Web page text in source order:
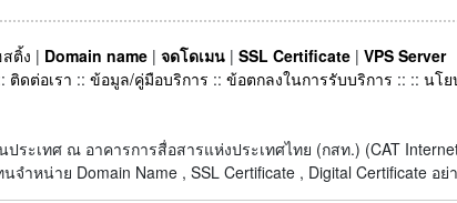
ติ้ง | Domain name | จดโดเมน | SSL Certificate | VPS Server
ติดต่อเรา :: ข้อมูล/คู่มือบริการ :: ข้อตกลงในการรับบริการ :: :: นโย
ระเทศ ณ อาคารการสื่อสารแห่งประเทศไทย (กสท.) (CAT
ำหน่าย Domain Name , SSL Certificate , Digital Certificate อย่